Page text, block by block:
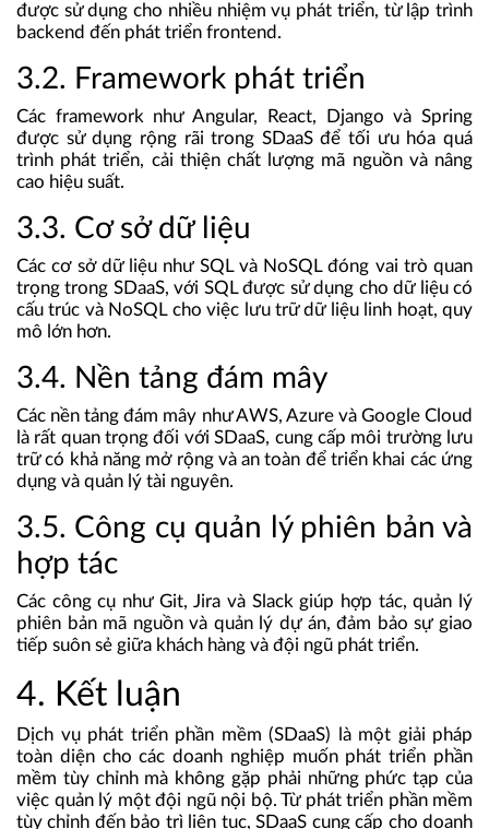
được sử dụng cho nhiều nhiệm vụ phát triển, từ lập trình
backend đến phát triển frontend.
3.2. Framework phát triển
Các framework như Angular, React, Django và Spring
được sử dụng rộng rãi trong SDaaS để tối ưu hóa quá
trình phát triển, cải thiện chất lượng mã nguồn và nâng
cao hiệu suất.
3.3. Cơ sở dữ liệu
Các cơ sở dữ liệu như SQL và NoSQL đóng vai trò quan
trọng trong SDaaS, với SQL được sử dụng cho dữ liệu có
cấu trúc và NoSQL cho việc lưu trữ dữ liệu linh hoạt, quy
mô lớn hơn.
3.4. Nền tảng đám mây
Các nền tảng đám mây như AWS, Azure và Google Cloud
là rất quan trọng đối với SDaaS, cung cấp môi trường lưu
trữ có khả năng mở rộng và an toàn để triển khai các ứng
dụng và quản lý tài nguyên.
3.5. Công cụ quản lý phiên bản và
hợp tác
Các công cụ như Git, Jira và Slack giúp hợp tác, quản lý
phiên bản mã nguồn và quản lý dự án, đảm bảo sự giao
tiếp suôn sẻ giữa khách hàng và đội ngũ phát triển.
4. Kết luận
Dịch vụ phát triển phần mềm (SDaaS) là một giải pháp
toàn diện cho các doanh nghiệp muốn phát triển phần
mềm tùy chỉnh mà không gặp phải những phức tạp của
việc quản lý một đội ngũ nội bộ. Từ phát triển phần mềm
tùy chỉnh đến bảo trì liên tục, SDaaS cung cấp cho doanh